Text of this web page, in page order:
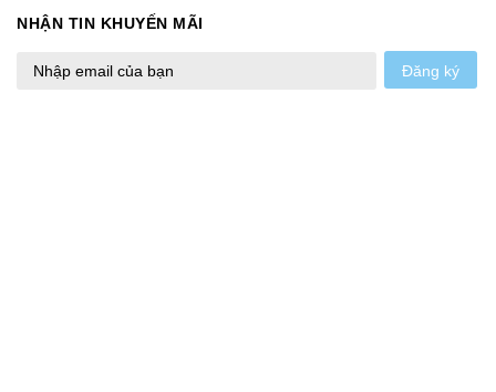
NHẬN TIN KHUYẾN MÃI
Đăng ký